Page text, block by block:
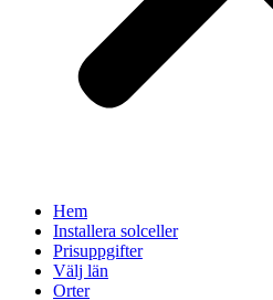
Hem
Installera solceller
Prisuppgifter
Välj län
Orter